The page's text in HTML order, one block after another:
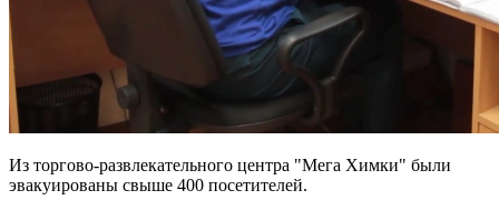
Из торгово-развлекательного центра "Мега Химки" были
эвакуированы свыше 400 посетителей.